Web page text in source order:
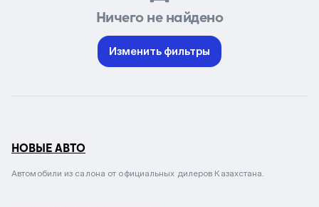
Ничего не найдено
Изменить фильтры
НОВЫЕ АВТО
Автомобили из салона от официальных дилеров Казахстана.